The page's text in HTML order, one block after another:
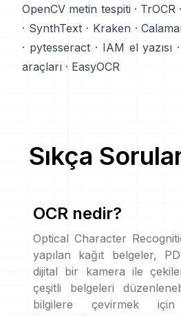
OpenCV metin tespiti· TrOCR ·
· SynthText· Kraken ·
· pytesseract· IAM el yazısı
araçları · EasyOCR
Sıkça
OCR nedir?
Optical Character
yapılan kağıt belgeler,
dijital bir kamera ile
çeşitli belgeleri
bilgilere çevirmek